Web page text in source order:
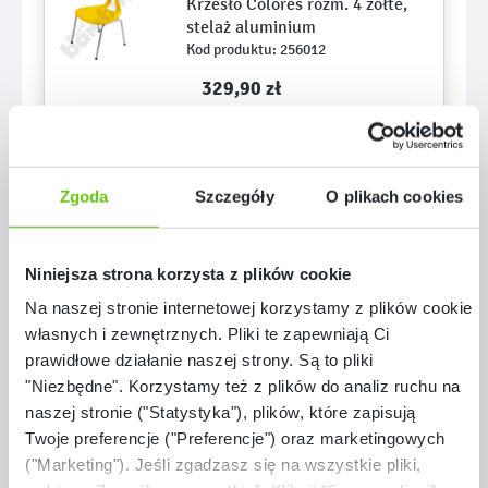
Zgoda Szczegóły O plikach cookies
Niniejsza strona korzysta z plików cookie
Na naszej stronie internetowej korzystamy z plików cookie:
własnych i zewnętrznych. Pliki te zapewniają Ci
prawidłowe działanie naszej strony. Są to pliki
"Niezbędne". Korzystamy też z plików do analiz ruchu na
naszej stronie ("Statystyka"), plików, które zapisują
Twoje preferencje ("Preferencje") oraz marketingowych
("Marketing"). Jeśli zgadzasz się na wszystkie pliki,
stelaż aluminium
Kod produktu: 256012
329,90 zł ­­
Dodaj do koszyka
Dodaj do listy zakupów
Dostępny
Pojemnik głęboki 2, biały
Kod produktu: 372055
77,90 zł ­­